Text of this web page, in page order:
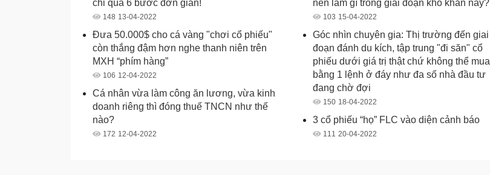
chỉ qua 6 bước đơn giản!
148 13-04-2022
Đưa 50.000$ cho cá vàng "chơi cổ phiếu"
còn thắng đậm hơn nghe thanh niên trên
MXH “phím hàng”
106 12-04-2022
Cá nhân vừa làm công ăn lương, vừa kinh
doanh riêng thì đóng thuế TNCN như thế
nào?
172 12-04-2022
nên làm gì trong giai đoạn khó khăn này?
103 15-04-2022
Góc nhìn chuyên gia: Thị trường đến giai
đoạn đánh du kích, tập trung "đi săn" cổ
phiếu dưới giá trị thật chứ không thể mua
bằng 1 lệnh ở đáy như đa số nhà đầu tư
đang chờ đợi
150 18-04-2022
3 cổ phiếu “họ” FLC vào diện cảnh báo
111 20-04-2022